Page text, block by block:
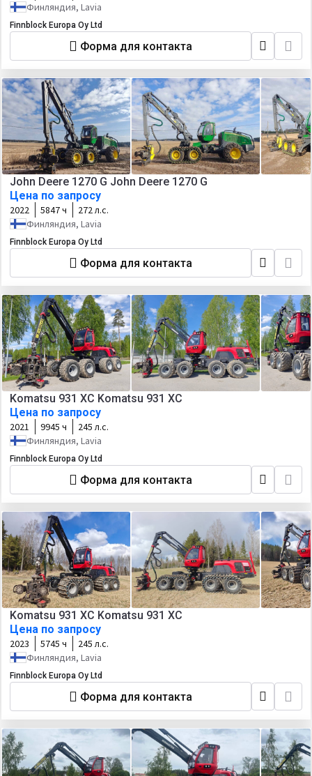
Финляндия, Lavia
Finnblock Europa Oy Ltd
Форма для контакта
John Deere 1270 G John Deere 1270 G
Цена по запросу
2022 5847 ч
272 л.с.
Финляндия, Lavia
Finnblock Europa Oy Ltd
Форма для контакта
Komatsu 931 XC Komatsu 931 XC
Цена по запросу
2021 9945 ч
245 л.с.
Финляндия, Lavia
Finnblock Europa Oy Ltd
Форма для контакта
Komatsu 931 XC Komatsu 931 XC
Цена по запросу
2023 5745 ч
245 л.с.
Финляндия, Lavia
Finnblock Europa Oy Ltd
Форма для контакта